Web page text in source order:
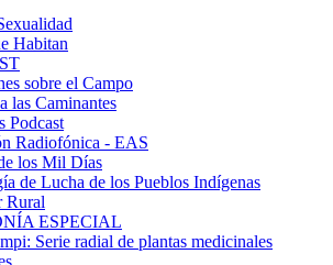
Habitan
sobre el Campo
las Caminantes
Podcast
Radiofónica - EAS
los Mil Días
de Lucha de los Pueblos Indígenas
Rural
ESPECIAL
Serie radial de plantas medicinales